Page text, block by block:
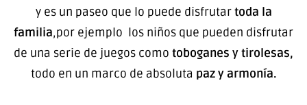
y es un paseo que lo puede disfrutartoda la
familia,por ejemplo los niños que pueden disfrutar
de una serie de juegos como toboganes y tirolesas,
todo en un marco de absoluta paz y armonía.